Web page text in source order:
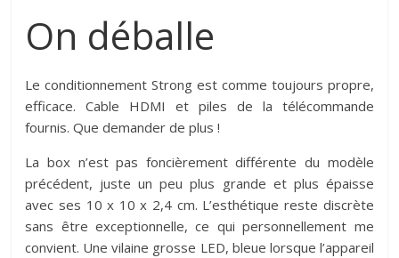
On déballe
Le conditionnement Strong est comme toujours propre,
efficace. Cable HDMI et piles de la télécommande
fournis. Que demander de plus !
La box n’est pas foncièrement différente du modèle
précédent, juste un peu plus grande et plus épaisse
avec ses 10 x 10 x 2,4 cm. L’esthétique reste discrète
sans être exceptionnelle, ce qui personnellement me
convient. Une vilaine grosse LED, bleue lorsque l’appareil